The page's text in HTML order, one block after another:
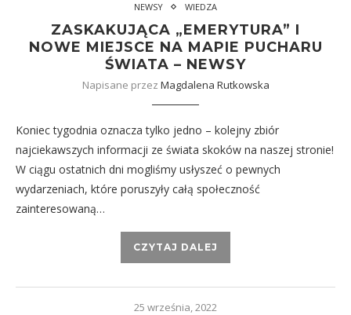
NEWSY WIEDZA
ZASKAKUJĄCA „EMERYTURA” I
NOWE MIEJSCE NA MAPIE PUCHARU
ŚWIATA – NEWSY
Napisane przez Magdalena Rutkowska
Koniec tygodnia oznacza tylko jedno – kolejny zbiór
najciekawszych informacji ze świata skoków na naszej stronie!
W ciągu ostatnich dni mogliśmy usłyszeć o pewnych
wydarzeniach, które poruszyły całą społeczność
zainteresowaną…
CZYTAJ DALEJ
25 września, 2022